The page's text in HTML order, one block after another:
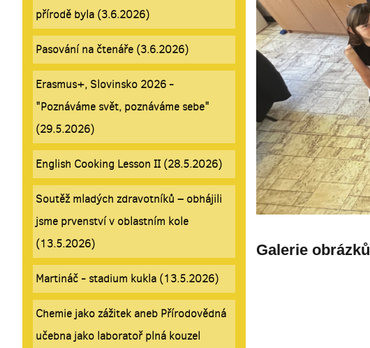
přírodě byla (3.6.2026)
Pasování na čtenáře (3.6.2026)
Erasmus+, Slovinsko 2026 -
"Poznáváme svět, poznáváme sebe"
(29.5.2026)
English Cooking Lesson II (28.5.2026)
Soutěž mladých zdravotníků – obhájili
jsme prvenství v oblastním kole
(13.5.2026)
Martináč - stadium kukla (13.5.2026)
Chemie jako zážitek aneb Přírodovědná
učebna jako laboratoř plná kouzel
Galerie obrázků